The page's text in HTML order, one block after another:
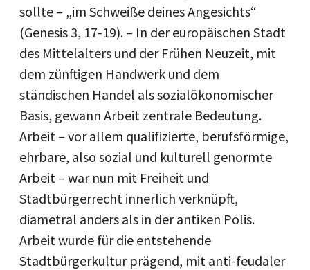
sollte – „im Schweiße deines Angesichts“
(Genesis 3, 17-19). – In der europäischen Stadt
des Mittelalters und der Frühen Neuzeit, mit
dem zünftigen Handwerk und dem
ständischen Handel als sozialökonomischer
Basis, gewann Arbeit zentrale Bedeutung.
Arbeit – vor allem qualifizierte, berufsförmige,
ehrbare, also sozial und kulturell genormte
Arbeit – war nun mit Freiheit und
Stadtbürgerrecht innerlich verknüpft,
diametral anders als in der antiken Polis.
Arbeit wurde für die entstehende
Stadtbürgerkultur prägend, mit anti-feudaler